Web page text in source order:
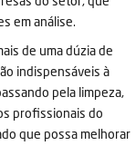
em análise.
de uma dúzia de
indispensáveis à
pela limpeza,
profissionais do
que possa melhorar